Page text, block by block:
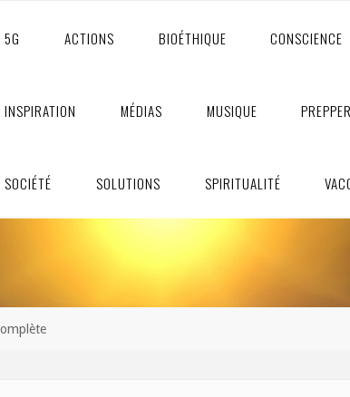
5G ACTIONS BIOÉTHIQUE CONSCIENCE
INSPIRATION MÉDIAS MUSIQUE
SOCIÉTÉ SOLUTIONS SPIRITUALITÉ